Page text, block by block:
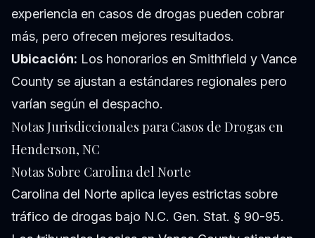
experiencia en casos de drogas pueden cobrar
más, pero ofrecen mejores resultados.
Ubicación: Los honorarios en Smithfield y Vance
County se ajustan a estándares regionales pero
varían según el despacho.
Notas Jurisdiccionales para Casos de Drogas en
Henderson, NC
Notas Sobre Carolina del Norte
Carolina del Norte aplica leyes estrictas sobre
tráfico de drogas bajo N.C. Gen. Stat. § 90-95.